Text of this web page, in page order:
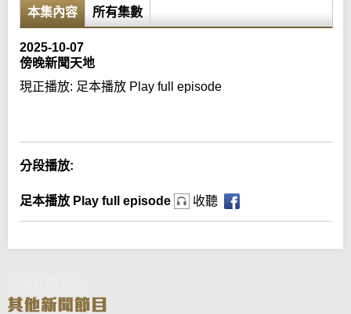
本集內容 所有集數
2025-10-07
傍晚新聞天地
現正播放: 足本播放 Play full episode
分段播放:
足本播放 Play full episode 收聽